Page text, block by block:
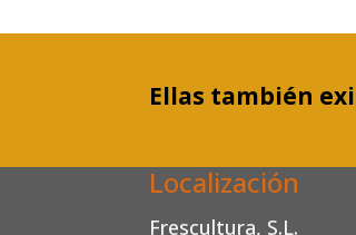
Ellas también
Localización
Frescultura, S.L.